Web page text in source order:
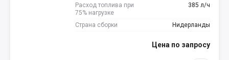
Расход топлива при
75% нагрузке
385 л/ч
Страна сборки Нидерланды
Цена по запросу